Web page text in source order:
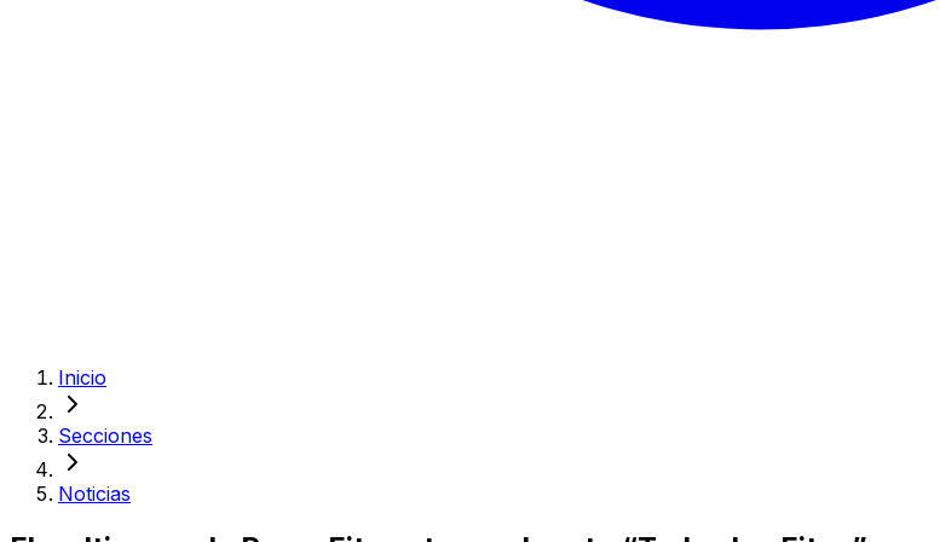
Inicio
Secciones
Noticias